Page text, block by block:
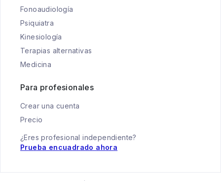
Fonoaudiología
Psiquiatra
Kinesiología
Terapias alternativas
Medicina
Para profesionales
Crear una cuenta
Precio
¿Eres profesional independiente?
Prueba encuadrado ahora